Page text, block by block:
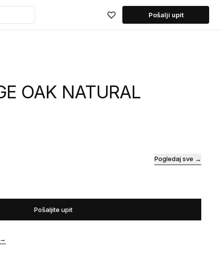
Pošalji upit
OAK NATURAL
Pogledaj sve →
Pošaljite upit